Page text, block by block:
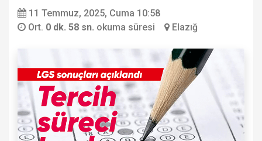
11 Temmuz, 2025, Cuma 10:58
Ort. 0 dk. 58 sn. okuma süresi Elazığ